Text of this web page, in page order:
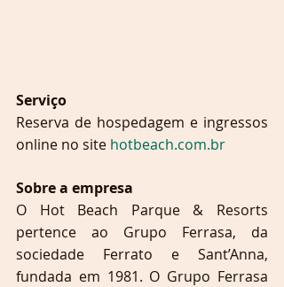
Serviço
Reserva de hospedagem e ingressos
online no site hotbeach.com.br
Sobre a empresa
O Hot Beach Parque & Resorts
pertence ao Grupo Ferrasa, da
sociedade Ferrato e Sant’Anna,
fundada em 1981. O Grupo Ferrasa